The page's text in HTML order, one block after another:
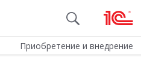
Приобретение и внедрение